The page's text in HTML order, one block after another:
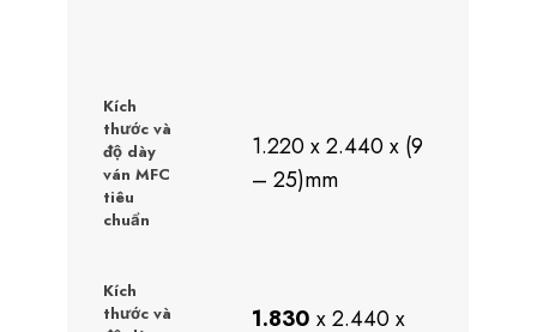
Kích
thước và
độ dày
ván MFC
tiêu
chuẩn
1.220 x 2.440 x (9
– 25)mm
Kích
thước và
1.830 x 2.440 x